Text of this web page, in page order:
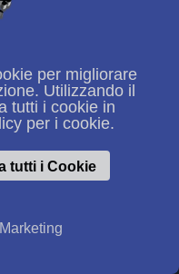
per migliorare
Utilizzando il
tutti i cookie in
per i cookie.
tutti i Cookie
Marketing